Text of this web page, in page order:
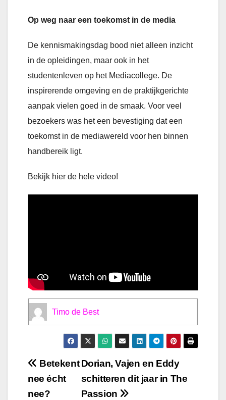
Op weg naar een toekomst in de media
De kennismakingsdag bood niet alleen inzicht
in de opleidingen, maar ook in het
studentenleven op het Mediacollege. De
inspirerende omgeving en de praktijkgerichte
aanpak vielen goed in de smaak. Voor veel
bezoekers was het een bevestiging dat een
toekomst in de mediawereld voor hen binnen
handbereik ligt.
Bekijk hier de hele video!
Timo de Best
Bericht
navigatie
Dorian, Vajen en Eddy
schitteren dit jaar in The
Passion
Betekent
nee écht
nee?